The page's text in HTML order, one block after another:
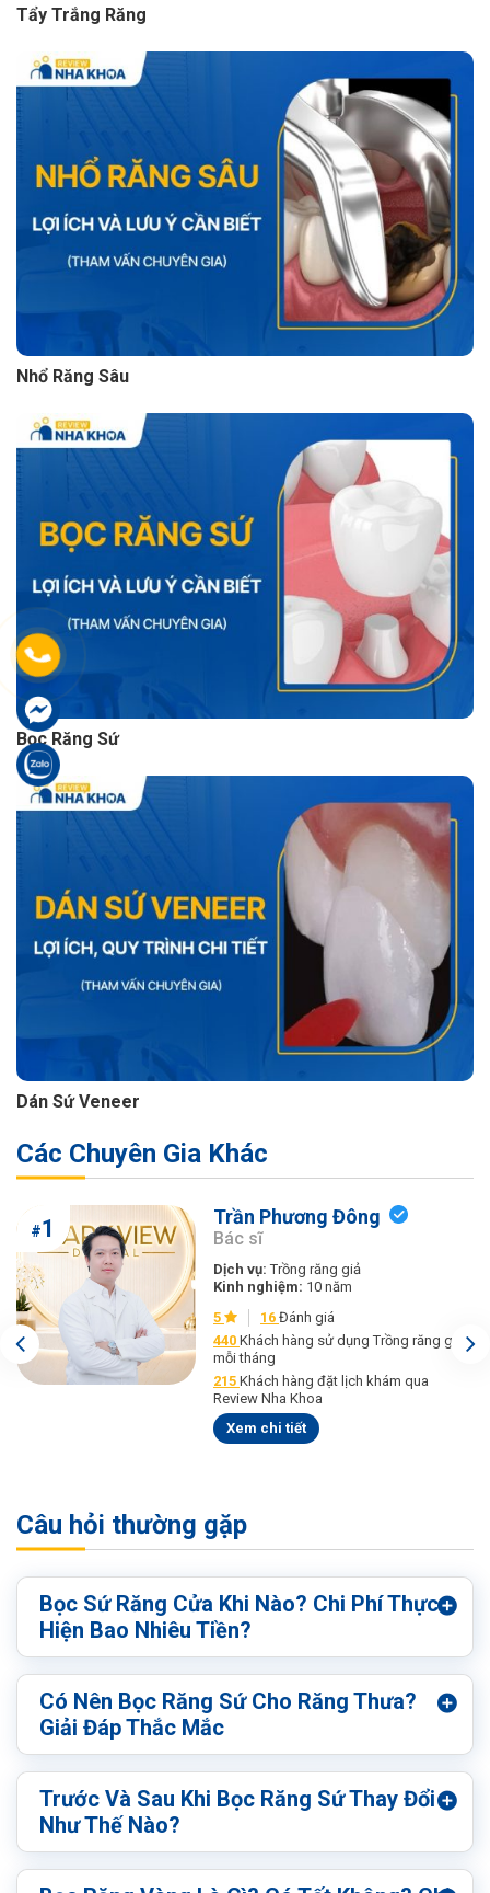
Tẩy Trắng Răng
Nhổ Răng Sâu
Bọc Răng Sứ
Dán Sứ Veneer
Các Chuyên Gia Khác
#1 Trần Phương Đông
Bác sĩ
Dịch vụ:Trồng răng giả
Kinh nghiệm: 10 năm
5
16 Đánh giá
440 Khách hàng sử dụng Trồng răng giả
mỗi tháng
215 Khách hàng đặt lịch khám qua
Review Nha Khoa
Xem chi tiết
Câu hỏi thường gặp
Bọc Sứ Răng Cửa Khi Nào? Chi Phí Thực
Hiện Bao Nhiêu Tiền?
Có Nên Bọc Răng Sứ Cho Răng Thưa?
Giải Đáp Thắc Mắc
Trước Và Sau Khi Bọc Răng Sứ Thay Đổi
Như Thế Nào?